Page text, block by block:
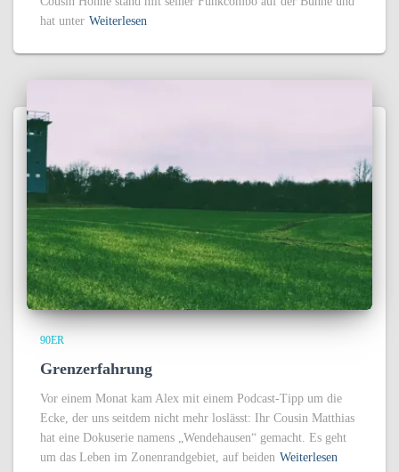
hat unter Weiterlesen
90ER
Grenzerfahrung
Vor einem Monat kam Alex mit einem Podcast-Tipp um die
Ecke, der uns seitdem nicht mehr loslässt: Ihr Cousin Matthias
hat eine Dokuserie namens „Wendehausen“ gemacht. Es geht
um das Leben im Zonenrandgebiet, auf beiden Weiterlesen